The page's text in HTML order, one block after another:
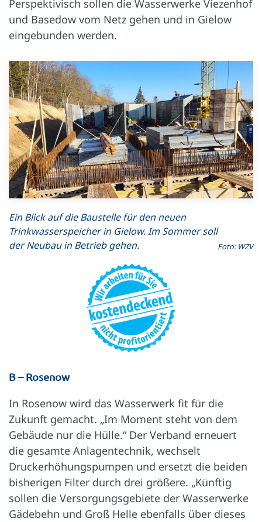
Perspektivisch sollen die Wasserwerke Viezenhof
und Basedow vom Netz gehen und in Gielow
eingebunden werden.
Ein Blick auf die Baustelle für den neuen
Trinkwasserspeicher in Gielow. Im Sommer soll
der Neubau in Betrieb gehen.
Foto: WZV
B – Rosenow
In Rosenow wird das Wasserwerk fit für die
Zukunft gemacht. „Im Moment steht von dem
Gebäude nur die Hülle.“ Der Verband erneuert
die gesamte Anlagentechnik, wechselt
Druckerhöhungspumpen und ersetzt die beiden
bisherigen Filter durch drei größere. „Künftig
sollen die Versorgungsgebiete der Wasserwerke
Gädebehn und Groß Helle ebenfalls über dieses